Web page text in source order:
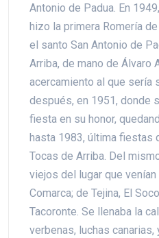
Antonio de Padua. En
hizo la primera Romería
el santo San Antonio de
Arriba, de mano de Álvaro
acercamiento al que sería
después, en 1951, donde
fiesta en su honor,
hasta 1983, última fiestas
Tocas de Arriba. Del
viejos del lugar que
Comarca; de Tejina, El
Tacoronte. Se llenaba la
verbenas, luchas